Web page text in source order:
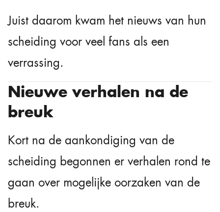
Juist daarom kwam het nieuws van hun
scheiding voor veel fans als een
verrassing.
Nieuwe verhalen na de
breuk
Kort na de aankondiging van de
scheiding begonnen er verhalen rond te
gaan over mogelijke oorzaken van de
breuk.